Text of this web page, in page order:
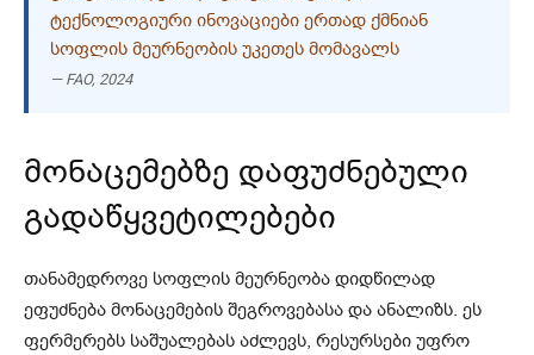
ᲢᲔᲥᲜᲝᲚᲝᲒᲘᲣᲠᲘ ᲘᲜᲝᲕᲐᲪᲘᲔᲑᲘ ᲔᲠᲗᲐᲓ ᲥᲛᲜᲘᲐᲜ
ᲡᲝᲤᲚᲘᲡ ᲛᲔᲣᲠᲜᲔᲝᲑᲘᲡ ᲣᲙᲔᲗᲔᲡ ᲛᲝᲛᲐᲕᲐᲚᲡ
— FAO, 2024
მონაცემებზე დაფუძნებული
გადაწყვეტილებები
თანამედროვე სოფლის მეურნეობა დიდწილად
ეფუძნება მონაცემების შეგროვებასა და ანალიზს. ეს
ფერმერებს საშუალებას აძლევს, რესურსები უფრო